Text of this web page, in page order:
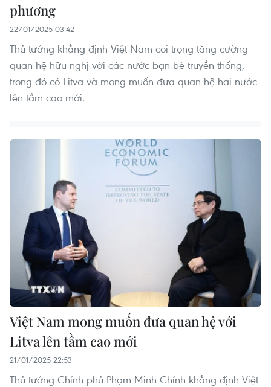
phương
22/01/2025 03:42
Thủ tướng khẳng định Việt Nam coi trọng tăng cường
quan hệ hữu nghị với các nước bạn bè truyền thống,
trong đó có Litva và mong muốn đưa quan hệ hai nước
lên tầm cao mới.
Việt Nam mong muốn đưa quan hệ với
Litva lên tầm cao mới
21/01/2025 22:53
Thủ tướng Chính phủ Phạm Minh Chính khẳng định Việt